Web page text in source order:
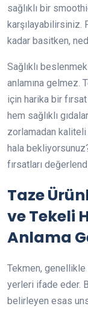
sağlıklı bir
karşılayabilirsiniz.
kadar basitken,
Sağlıklı
anlamına gelmez.
için harika bir
hem sağlıklı
zorlamadan
hala
fırsatları
Taze
ve Tekeli
Anlama
Tekmen, genellikle
yerleri ifade eder.
belirleyen esas